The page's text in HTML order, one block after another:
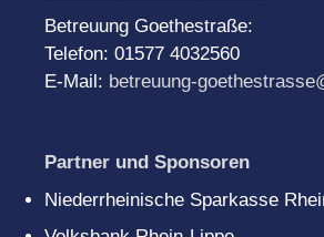
Betreuung Goethestraße:
Telefon: 01577 4032560
E-Mail: betreuung-
Partner und Sponsoren
Niederrheinische Sparkasse